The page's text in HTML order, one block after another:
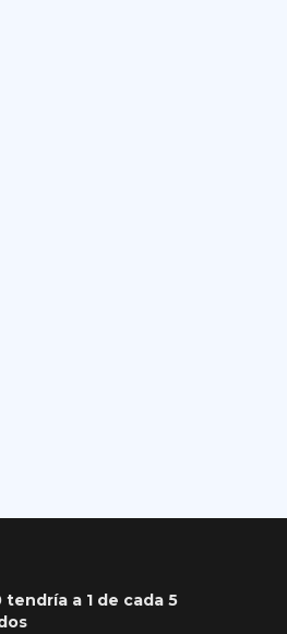
a 1 de cada 5